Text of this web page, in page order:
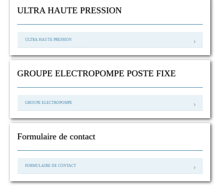
ULTRA HAUTE PRESSION
ULTRA HAUTE PRESSION
GROUPE ELECTROPOMPE POSTE FIXE
GROUPE ELECTROPOMPE
Formulaire de contact
FORMULAIRE DE CONTACT